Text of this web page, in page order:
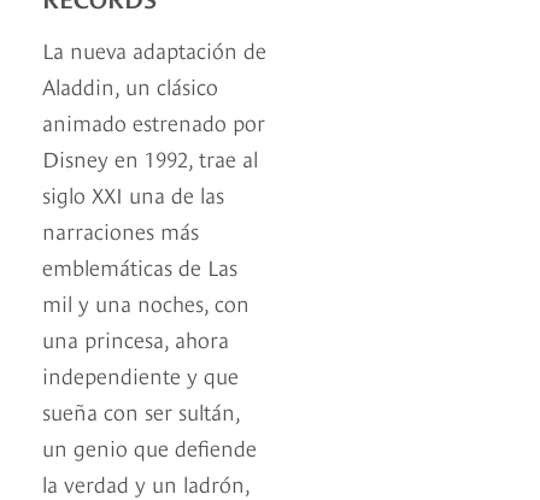
La nueva adaptación de
Aladdin, un clásico
animado estrenado por
Disney en 1992, trae al
siglo XXI una de las
narraciones más
emblemáticas de Las
mil y una noches, con
una princesa, ahora
independiente y que
sueña con ser sultán,
un genio que defiende
la verdad y un ladrón,